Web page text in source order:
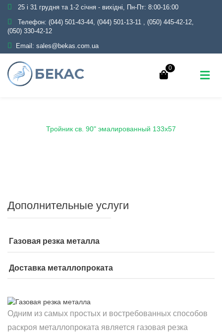
25 і 31 грудня та 1-2 січня - вихідні, Пн-Пт: 8:00-16:00
Телефон: (044) 501-43-44, (044) 501-13-11 , (050) 445-42-12,
(050) 330-42-12
Email: sales@bekas.com.ua
0
Тройник св. 90" эмалированный 133х57
Дополнительные услуги
Газовая резка металла
Доставка металлопроката
Одним из самых простых и востребованных способов
раскроя металлопроката является газовая резка